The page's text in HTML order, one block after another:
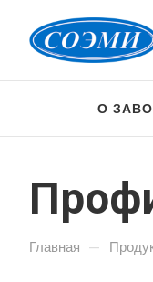
О
Главная —